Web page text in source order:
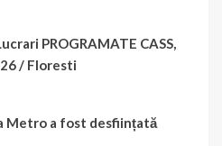
PROGRAMATE CASS,
/ Floresti
Metro a fost desființată